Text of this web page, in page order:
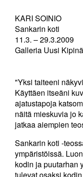
KARI SOINIO
Sankarin koti
11.3. – 29.3.2009
Galleria Uusi
"Yksi taiteeni
Käyttäen itseäni
ajatustapoja
näitä mieskuvia jo
jatkaa aiempien
Sankarin koti -
ympäristöissä.
kodin ja puutarhan